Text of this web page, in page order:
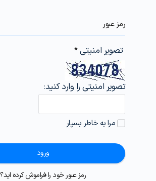
رمز عبور
تصویر امنیتی*
تصویر امنیتی را وارد کنید:
مرا به خاطر بسپار
ورود
رمز عبور خود را فراموش کرده اید؟